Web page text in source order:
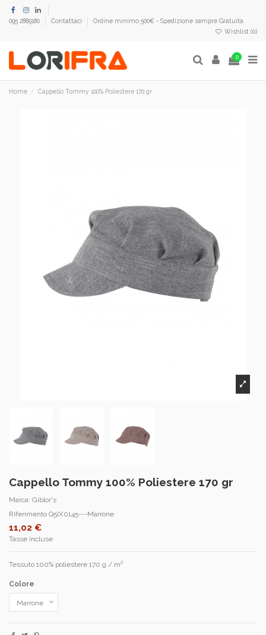
095 2889180 Contattaci
Ordine minimo 500€ - Spedizione sempre Gratuita
Wishlist (0)
0
Home Cappello Tommy 100% Poliestere 170 gr
Cappello Tommy 100% Poliestere 170 gr
Marca: Giblor's
Riferimento Q5IX0145---Marrone
11,02 €
Tasse incluse
Tessuto 100% poliestere 170 g / m²
Colore